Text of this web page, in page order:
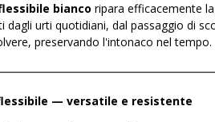
bianco ripara efficacemente la
dagli urti quotidiani, dal passaggio di
preservando l'intonaco nel tempo.
— versatile e resistente